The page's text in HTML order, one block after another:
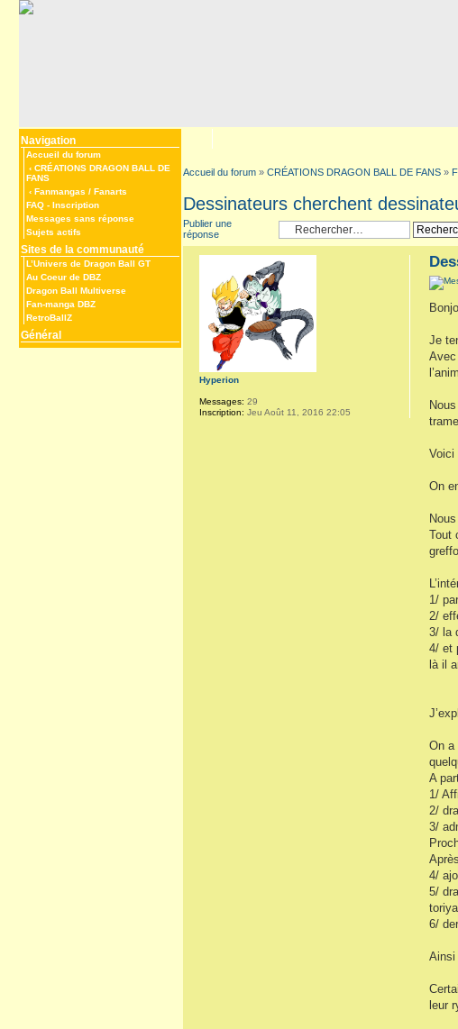
Navigation
Accueil du forum
‹ CRÉATIONS DRAGON BALL DE
FANS
‹ Fanmangas / Fanarts
FAQ - Inscription
Messages sans réponse
Sujets actifs
Sites de la communauté
L’Univers de Dragon Ball GT
Au Coeur de DBZ
Dragon Ball Multiverse
Fan-manga DBZ
RetroBallZ
Général
Accueil du forum » CRÉATIONS DRAGON BALL DE FANS »
Dessinateurs cherchent
Publier une
réponse
Je
Voici
On
Tout
1/
2/
3/ la
4/ et
là il
On a
A
1/
2/
3/
4/
5/
6/
Ainsi
leur
Hyperion
Messages: 29
Inscription: Jeu Août 11, 2016 22:05